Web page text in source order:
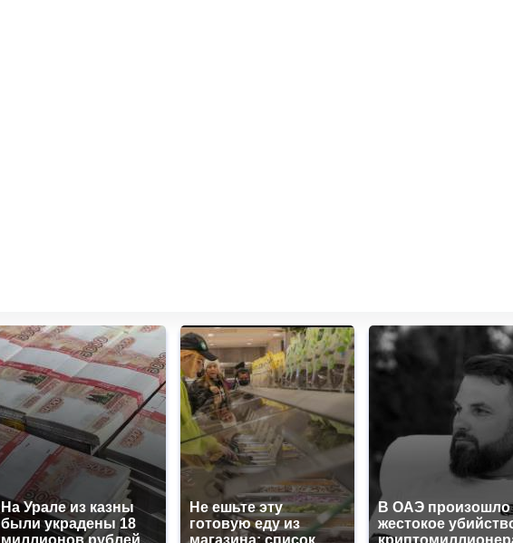
На Урале из казны
были украдены 18
миллионов рублей
Не ешьте эту
готовую еду из
магазина: список
В ОАЭ произошло
жестокое